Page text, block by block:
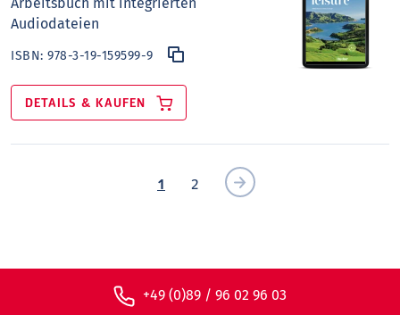
Arbeitsbuch mit integrierten
Audiodateien
ISBN:978-3-19-159599-9
DETAILS & KAUFEN
1 2
+49 (0)89 / 96 02 96 03